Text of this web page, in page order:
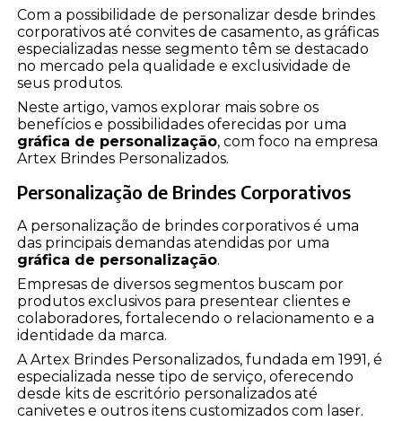
Com a possibilidade de personalizar desde brindes
corporativos até convites de casamento, as gráficas
especializadas nesse segmento têm se destacado
no mercado pela qualidade e exclusividade de
seus produtos.
Neste artigo, vamos explorar mais sobre os
benefícios e possibilidades oferecidas por uma
gráfica de personalização, com foco na empresa
Artex Brindes Personalizados.
Personalização de Brindes Corporativos
A personalização de brindes corporativos é uma
das principais demandas atendidas por uma
gráfica de personalização.
Empresas de diversos segmentos buscam por
produtos exclusivos para presentear clientes e
colaboradores, fortalecendo o relacionamento e a
identidade da marca.
A Artex Brindes Personalizados, fundada em 1991, é
especializada nesse tipo de serviço, oferecendo
desde kits de escritório personalizados até
canivetes e outros itens customizados com laser.